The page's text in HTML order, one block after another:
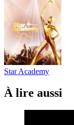
Star Academy
À lire aussi